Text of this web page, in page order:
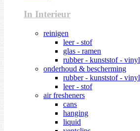
In Interieur
reinigen
leer - stof
glas - ramen
rubber - kunststof - vinyl
onderhoud & bescherming
rubber - kunststof - vinyl
leer - stof
air fresheners
cans
hanging
liquid